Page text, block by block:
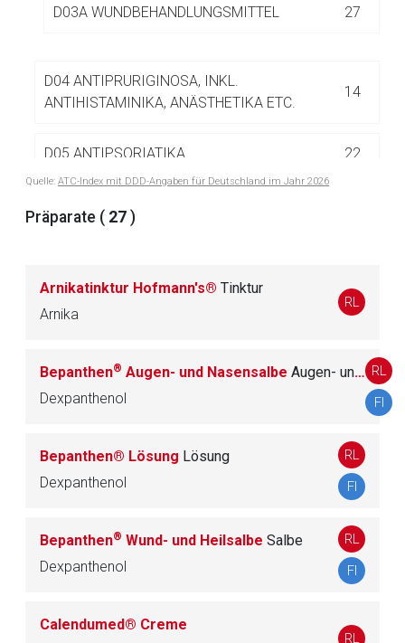
D03A WUNDBEHANDLUNGSMITTEL 27
D04 ANTIPRURIGINOSA, INKL.
ANTIHISTAMINIKA, ANÄSTHETIKA ETC.
14
D05 ANTIPSORIATIKA 22
ZUR DERMATOLOGISCHEN ANWENDUNG
ZUBEREITUNGEN
128
DESINFEKTIONSMITTEL
72
G UROGENITALSYSTEM UND SEXUALHORMON
E
337
SEXUALHORMONE UND INSULINE
130
Quelle: ATC-Index mit DDD-Angaben für Deutschland im Jahr 2026
Präparate ( 27 )
Arnikatinktur Hofmann's® Tinktur
Arnika
RL
Bepanthen® Augen- und Nasensalbe Augen- und Nasensalbe
Dexpanthenol
RL
FI
Bepanthen® Lösung Lösung
Dexpanthenol
RL
FI
Bepanthen® Wund- und Heilsalbe Salbe
Dexpanthenol
RL
FI
Calendumed® Creme
RL
Betreiber verantwortlich. Ebenso gelten dort ggf. andere
Datenschutzbestimmungen.